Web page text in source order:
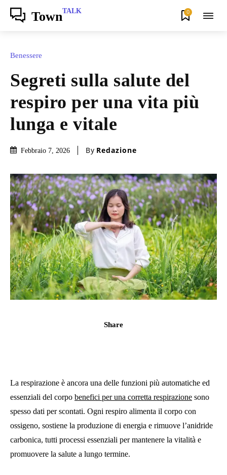
TownTALK 0
Benessere
Segreti sulla salute del
respiro per una vita più
lunga e vitale
Febbraio 7, 2026 By Redazione
Share
La respirazione è ancora una delle funzioni più automatiche ed
essenziali del corpo benefici per una corretta respirazione sono
spesso dati per scontati. Ogni respiro alimenta il corpo con
ossigeno, sostiene la produzione di energia e rimuove l’anidride
carbonica, tutti processi essenziali per mantenere la vitalità e
promuovere la salute a lungo termine.